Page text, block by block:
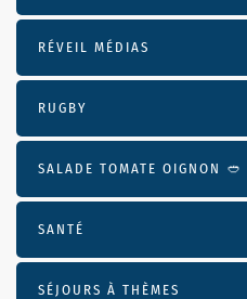
RÉVEIL MÉDIAS
RUGBY
SALADE TOMATE OIGNON 🥙
SANTÉ
SÉJOURS À THÈMES